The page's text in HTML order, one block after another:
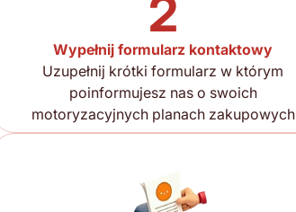
2
Wypełnij formularz kontaktowy
Uzupełnij krótki formularz w którym
poinformujesz nas o swoich
motoryzacyjnych planach zakupowych